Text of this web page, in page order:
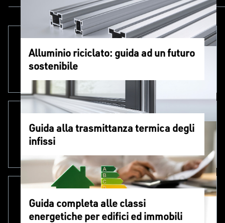
Alluminio riciclato: guida ad un futuro
sostenibile
Guida alla trasmittanza termica degli
infissi
Guida completa alle classi
energetiche per edifici ed immobili